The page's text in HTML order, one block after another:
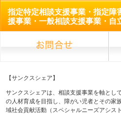
指定特定相談支援事業・指定障
援事業・一般相談支援事業・自
【サンクスシェア】
サンクスシェアは、相談支援事業を軸とし
の人材育成を目指し、障がい児者とその家
域社会貢献活動（スペシャルニーズアシス